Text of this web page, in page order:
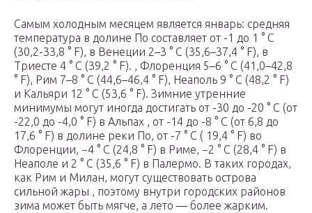
Самым холодным месяцем является январь: средняя
температура в долине По составляет от -1 до 1 ° C
(30,2-33,8 ° F), в Венеции 2–3 ° C (35,6–37,4 ° F), в
Триесте 4 ° C (39,2 ° F). , Флоренция 5–6 ° C (41,0–42,8
° F), Рим 7–8 ° C (44,6–46,4 ° F), Неаполь 9 ° C (48,2 ° F)
и Кальяри 12 ° C (53,6 ° F). Зимние утренние
минимумы могут иногда достигать от -30 до -20 ° C (от
-22,0 до -4,0 ° F) в Альпах , от -14 до -8 ° C (от 6,8 до
17,6 ° F) в долине реки По, от -7 ° C ( 19,4 ° F) во
Флоренции, −4 ° C (24,8 ° F) в Риме, −2 ° C (28,4 ° F) в
Неаполе и 2 ° C (35,6 ° F) в Палермо. В таких городах,
как Рим и Милан, могут существовать острова
сильной жары , поэтому внутри городских районов
зима может быть мягче, а лето — более жарким.